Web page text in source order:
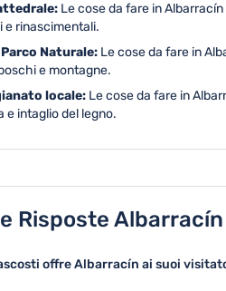
Le cose da fare in
e rinascimentali.
Naturale: Le cose da fare in
e montagne.
locale: Le cose da fare in
e intaglio del legno.
Risposte Albarracín
offre Albarracín ai suoi